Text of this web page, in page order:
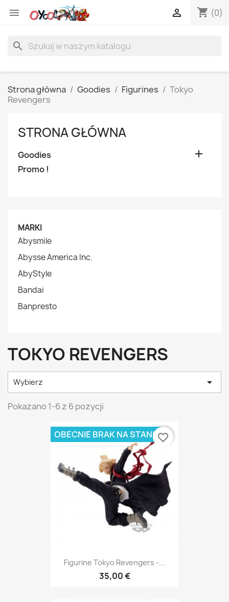
 shopping_cart (0)

search
Strona główna Goodies Figurines
Tokyo
Revengers
STRONA GŁÓWNA
Goodies 
Promo !
MARKI
Abysmile
Abysse America Inc.
AbyStyle
Bandai
Banpresto
TOKYO REVENGERS
Wybierz 
Pokazano 1-6 z 6 pozycji
Figurine Tokyo Revengers -...
35,00 €
OBECNIE BRAK NA STANIEfavorite_border